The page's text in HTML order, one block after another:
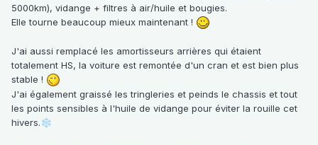
5000km), vidange + filtres à air/huile et bougies.
Elle tourne beaucoup mieux maintenant !
J'ai aussi remplacé les amortisseurs arrières qui étaient
totalement HS, la voiture est remontée d'un cran et est bien plus
stable !
J'ai également graissé les tringleries et peinds le chassis et tout
les points sensibles à l'huile de vidange pour éviter la rouille cet
hivers. ❄️